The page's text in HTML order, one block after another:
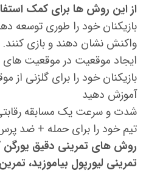
از این روش ها برای کمک
بازیکنان خود را طوری توسعه
واکنش نشان دهند و بازی کنند.
ایجاد موقعیت در موقعیت
بازیکنان خود را برای گلزنی
آموزش دهید
شدت و سرعت یک مسابقه رقابتی
تیم خود را برای حمله + ضد
روش های تمرینی دقیق یورگن
تمرینی لیورپول بیاموزید،